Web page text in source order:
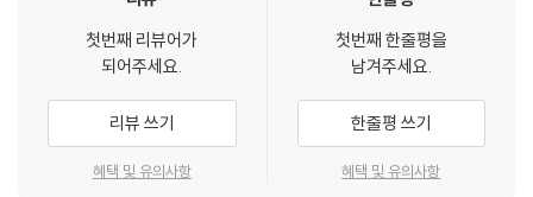
첫번째 리뷰어가
되어주세요.
리뷰 쓰기
혜택 및 유의사항
첫번째 한줄평을
남겨주세요.
한줄평 쓰기
혜택 및 유의사항